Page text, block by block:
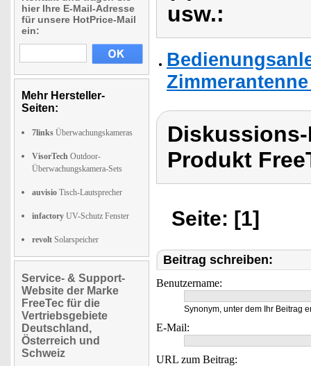
hier Ihre E-Mail-Adresse
für unsere HotPrice-Mail
ein:
Mehr Hersteller-
Seiten:
7links Überwachungskameras
VisorTech Outdoor-
Überwachungskamera-Sets
auvisio Tisch-Lautsprecher
infactory UV-Schutz Fenster
revolt Solarspeicher
Service- & Support-
Website der Marke
FreeTec für die
Vertriebsgebiete
Deutschland,
Österreich und
Schweiz
usw.:
Produkt
Seite: [1]
Beitrag schreiben:
Benutzername:
Synonym, unter dem Ihr Beitrag
E-Mail:
URL zum Beitrag: